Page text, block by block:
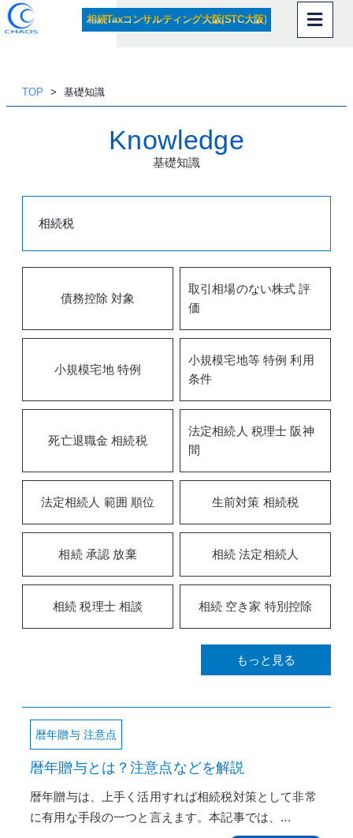
内
相続Taxコンサルティング大阪(STC大阪)
TOP 基礎知識
Knowledge
基礎知識
相続税
債務控除 対象
取引相場のない株式 評
価
小規模宅地 特例
小規模宅地等 特例 利用
条件
死亡退職金 相続税
法定相続人 税理士 阪神
間
法定相続人 範囲 順位 生前対策 相続税
相続 承認 放棄 相続 法定相続人
相続 税理士 相談 相続 空き家 特別控除
もっと見る
暦年贈与 注意点
暦年贈与とは？注意点などを解説
暦年贈与は、上手く活用すれば相続税対策として非常
に有用な手段の一つと言えます。本記事では、...